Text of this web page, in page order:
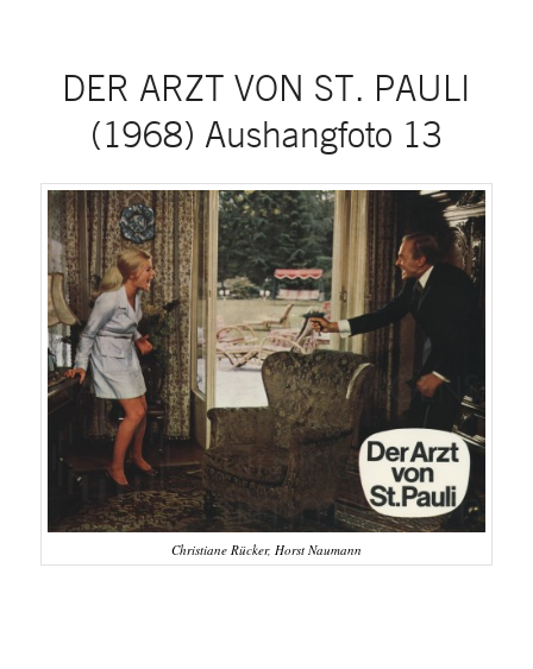
DER ARZT VON ST. PAULI
(1968) Aushangfoto 13
Christiane Rücker, Horst Naumann